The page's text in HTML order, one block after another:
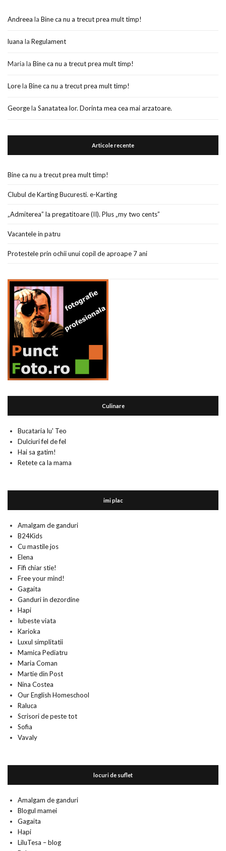
Andreea la Bine ca nu a trecut prea mult timp!
luana la Regulament
Maria la Bine ca nu a trecut prea mult timp!
Lorela Bine ca nu a trecut prea mult timp!
Georgela Sanatatea lor. Dorinta mea cea mai arzatoare.
Articole recente
Bine ca nu a trecut prea mult timp!
Clubul de Karting Bucuresti. e-Karting
„Admiterea” la pregatitoare (II). Plus „my two cents”
Vacantele in patru
Protestele prin ochii unui copil de aproape 7 ani
Culinare
Bucataria lu' Teo
Dulciuri fel de fel
Hai sa gatim!
Retete ca la mama
imi plac
Amalgam de ganduri
B24Kids
Cu mastile jos
Elena
Fifi chiar stie!
Free your mind!
Gagaita
Ganduri in dezordine
Hapi
Iubeste viata
Karioka
Luxul simplitatii
Mamica Pediatru
Maria Coman
Martie din Post
Nina Costea
Our English Homeschool
Raluca
Scrisori de peste tot
Sofia
Vavaly
locuri de suflet
Amalgam de ganduri
Blogul mamei
Gagaita
Hapi
LiluTesa – blog